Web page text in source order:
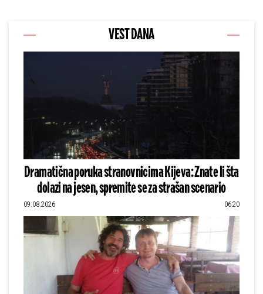
VEST DANA
Dramatična poruka stranovnicima Kijeva: Znate li šta
dolazi na jesen, spremite se za strašan scenario
09.08.2026 06:20